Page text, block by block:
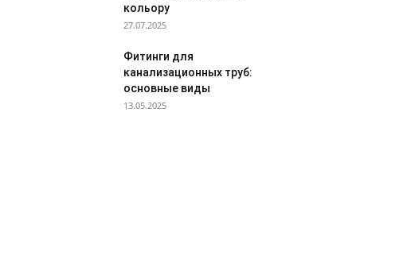
кольору
27.07.2025
Фитинги для
канализационных труб:
основные виды
13.05.2025